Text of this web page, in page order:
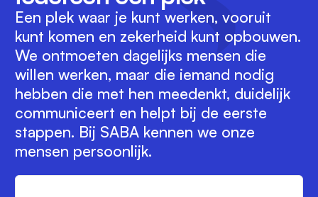
Een plek waar je kunt werken, vooruit
kunt komen en zekerheid kunt opbouwen.
We ontmoeten dagelijks mensen die
willen werken, maar die iemand nodig
hebben die met hen meedenkt, duidelijk
communiceert en helpt bij de eerste
stappen. Bij SABA kennen we onze
mensen persoonlijk.